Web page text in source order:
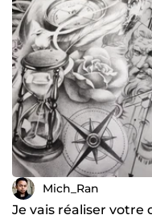
Mich_Ran
Je vais réaliser votre